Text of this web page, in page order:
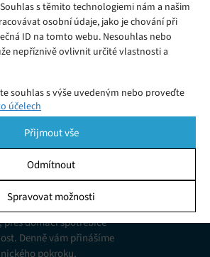
s těmito technologiemi nám a našim
osobní údaje, jako je chování při
ID na tomto webu. Nesouhlas nebo
nepříznivě ovlivnit určité vlastnosti a
souhlas s výše uvedeným nebo proveďte
Vaše volby budou použity pouze na tomto
cookies nebo kliknutím na tlačítko
části obrazovky.
k informacím v zařízení, Porozumění
statistik nebo kombinací údajů z
účelech
Přijmout vše
Odmítnout
Spravovat možnosti
který má rozvíjet možnosti užívání
s operačním systémem Android.
o technologické novinky
domácí spotřebiče
Denně vám přinášíme
pokroku,